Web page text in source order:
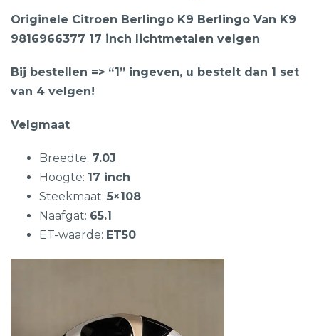
Originele Citroen Berlingo K9 Berlingo Van K9
9816966377 17 inch lichtmetalen velgen
Bij bestellen => “1” ingeven, u bestelt dan 1 set
van 4 velgen!
Velgmaat
Breedte: 7.0J
Hoogte: 17 inch
Steekmaat: 5×108
Naafgat: 65.1
ET-waarde: ET50